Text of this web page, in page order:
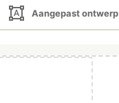
Aangepast ontwerp